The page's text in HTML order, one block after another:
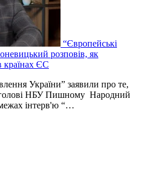
“Європейські
розповів, як
країнах ЄС
України” заявили про те,
НБУ Пишному Народний
інтерв'ю “…